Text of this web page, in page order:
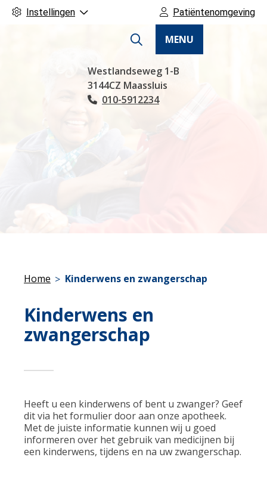
Instellingen Patiëntenomgeving
Hoofdmenu
MENU
Westlandseweg 1-B
3144CZ Maassluis
Tel:
010-5912234
Home Kinderwens en zwangerschap
Kinderwens en
zwangerschap
Heeft u een kinderwens of bent u zwanger? Geef
dit via het formulier door aan onze apotheek.
Met de juiste informatie kunnen wij u goed
informeren over het gebruik van medicijnen bij
een kinderwens, tijdens en na uw zwangerschap.